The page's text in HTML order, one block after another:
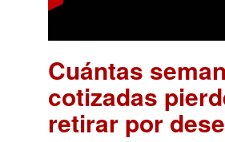
Cuántas
cotizadas
retirar por